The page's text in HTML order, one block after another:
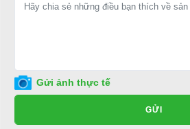
Điện thoại: 0932113677
E-mail:phuhuynhkd@gmail.com
Website:xediendulich.com
Gửi ảnh thực tế
GỬI